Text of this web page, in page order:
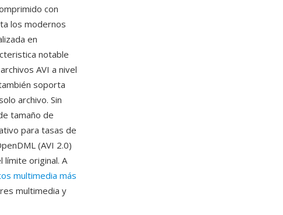
con
los modernos
en
notable
AVI a nivel
soporta
archivo. Sin
tamaño de
para tasas de
(AVI 2.0)
límite original. A
multimedia más
multimedia y